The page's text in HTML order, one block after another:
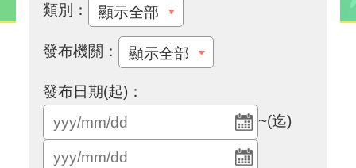
類別：
發布機關：
發布日期(起)：
~(迄)